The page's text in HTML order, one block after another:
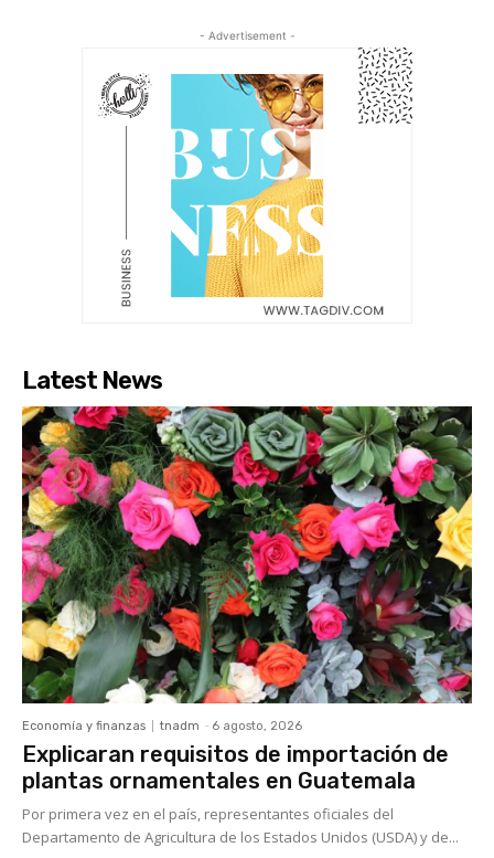
- Advertisement -
Latest News
Economía y finanzas tnadm - 6 agosto, 2026
Explicaran requisitos de importación de
plantas ornamentales en Guatemala
Por primera vez en el país, representantes oficiales del
Departamento de Agricultura de los Estados Unidos (USDA) y de...